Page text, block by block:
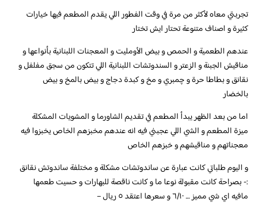
تجربتي معاه لأكثر من مرة في وقت الفطور اللي يقدم المطعم فيها خيارات
كثيرة و اصناف متنوعة تحتار ايش تختار
عندهم الطعمية و الحمص و بيض الأومليت و المعجنات اللبنانية بأنواعها و
مناقيش الجبنة و الزعتر و السندوتشات اللبنانية اللي تتكون من سجق مفلفل و
نقانق و بطاطا حرة و چمبري و مخ و كبدة دجاج و بيض بالمخ و بيض
بالخضار
اما من بعد الظهر يبدأ المطعم في تقديم الشاورما و المشويات المشكلة
ميزة المطعم و الشي اللي عجبني فيه انه عندهم مخبزهم الخاص يخبزوا فيه
معجناتهم و مناقيشهم و خبزهم الخاص
و اليوم طلباتي كانت عبارة عن ساندوتشات مشكلة و مختلفة ساندوتش نقانق
:- بصراحة كانت مقبولة نوعا ما و كانت ناقصة للبهارات و حسيت طعمها
مافيه اي شي مميز … ٦/١٠ و سعرها اعتقد ٥ ريال –